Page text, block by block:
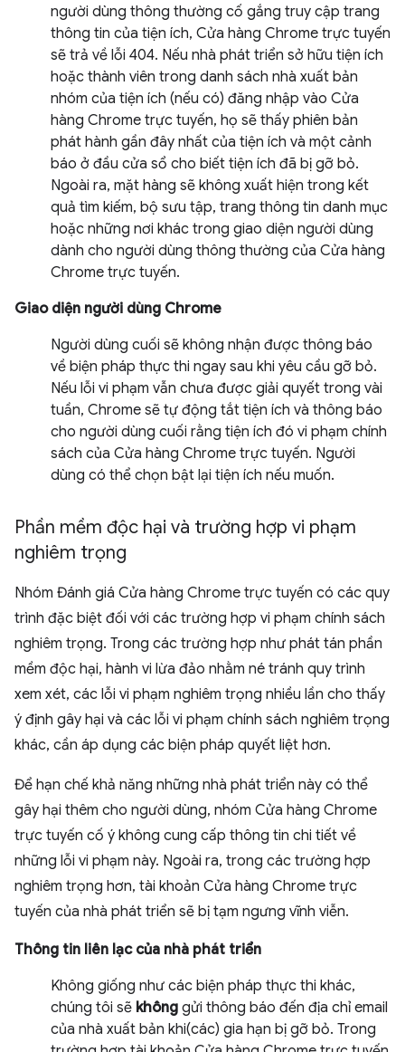
người dùng thông thường cố gắng truy cập trang
thông tin của tiện ích, Cửa hàng Chrome trực tuyến
sẽ trả về lỗi 404. Nếu nhà phát triển sở hữu tiện ích
hoặc thành viên trong danh sách nhà xuất bản
nhóm của tiện ích (nếu có) đăng nhập vào Cửa
hàng Chrome trực tuyến, họ sẽ thấy phiên bản
phát hành gần đây nhất của tiện ích và một cảnh
báo ở đầu cửa sổ cho biết tiện ích đã bị gỡ bỏ.
Ngoài ra, mặt hàng sẽ không xuất hiện trong kết
quả tìm kiếm, bộ sưu tập, trang thông tin danh mục
hoặc những nơi khác trong giao diện người dùng
dành cho người dùng thông thường của Cửa hàng
Chrome trực tuyến.
Giao diện người dùng Chrome
Người dùng cuối sẽ không nhận được thông báo
về biện pháp thực thi ngay sau khi yêu cầu gỡ bỏ.
Nếu lỗi vi phạm vẫn chưa được giải quyết trong vài
tuần, Chrome sẽ tự động tắt tiện ích và thông báo
cho người dùng cuối rằng tiện ích đó vi phạm chính
sách của Cửa hàng Chrome trực tuyến. Người
dùng có thể chọn bật lại tiện ích nếu muốn.
Phần mềm độc hại và trường hợp vi phạm
nghiêm trọng
Nhóm Đánh giá Cửa hàng Chrome trực tuyến có các quy
trình đặc biệt đối với các trường hợp vi phạm chính sách
nghiêm trọng. Trong các trường hợp như phát tán phần
mềm độc hại, hành vi lừa đảo nhằm né tránh quy trình
xem xét, các lỗi vi phạm nghiêm trọng nhiều lần cho thấy
ý định gây hại và các lỗi vi phạm chính sách nghiêm trọng
khác, cần áp dụng các biện pháp quyết liệt hơn.
Để hạn chế khả năng những nhà phát triển này có thể
gây hại thêm cho người dùng, nhóm Cửa hàng Chrome
trực tuyến cố ý không cung cấp thông tin chi tiết về
những lỗi vi phạm này. Ngoài ra, trong các trường hợp
nghiêm trọng hơn, tài khoản Cửa hàng Chrome trực
tuyến của nhà phát triển sẽ bị tạm ngưng vĩnh viễn.
Thông tin liên lạc của nhà phát triển
Không giống như các biện pháp thực thi khác,
chúng tôi sẽ không gửi thông báo đến địa chỉ email
của nhà xuất bản khi(các) gia hạn bị gỡ bỏ. Trong